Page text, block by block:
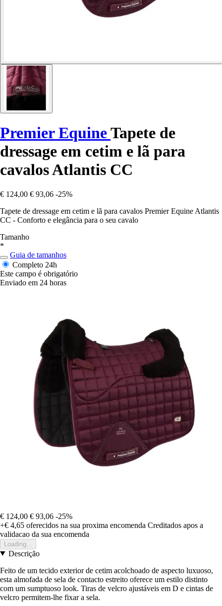
Premier EquineTapete de
dressage em cetim e lã para
cavalos Atlantis CC
€ 124,00 € 93,06 -25%
Tapete de dressage em cetim e lã para cavalos Premier Equine Atlantis
CC - Conforto e elegância para o seu cavalo
Tamanho
*
Guia de tamanhos
Completo 24h
Este campo é obrigatório
Enviado em 24 horas
€ 124,00 € 93,06 -25%
+€ 4,65 oferecidos na sua proxima encomenda Creditados apos a
validacao da sua encomenda
Loading...
Descrição
Feito de um tecido exterior de cetim acolchoado de aspecto luxuoso,
esta almofada de sela de contacto estreito oferece um estilo distinto
com um sumptuoso look. Tiras de velcro ajustáveis em D e cintas de
velcro permitem-lhe fixar a sela.